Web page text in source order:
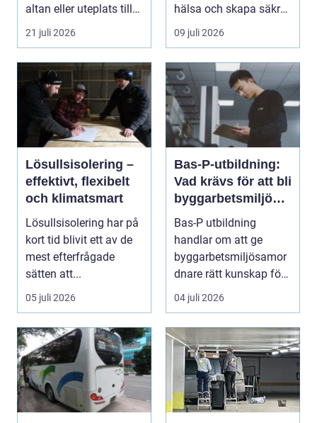
altan eller uteplats till
ett extra rum under
21 juli 2026
hälsa och skapa säkra
m...
09 juli 2026
Lösullsisolering –
effektivt, flexibelt
och klimatsmart
Lösullsisolering har på
kort tid blivit ett av de
mest efterfrågade
sätten att...
05 juli 2026
Bas-P-utbildning:
Vad krävs för att bli
byggarbetsmiljösa
mordnare?
Bas-P utbildning
handlar om att ge
byggarbetsmiljösamor
dnare rätt kunskap för
att pla...
04 juli 2026